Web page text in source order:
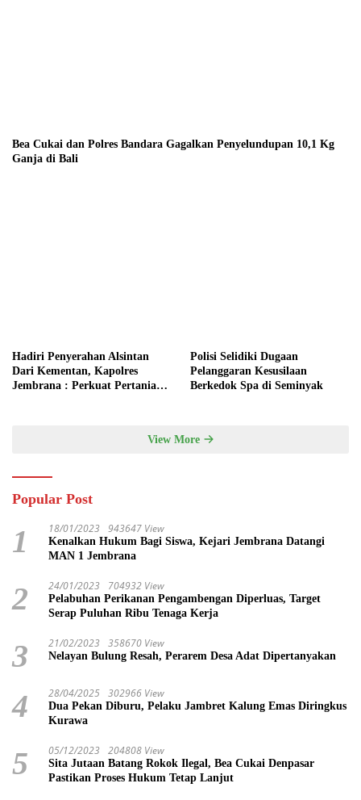
Bea Cukai dan Polres Bandara Gagalkan Penyelundupan 10,1 Kg
Ganja di Bali
Hadiri Penyerahan Alsintan
Dari Kementan, Kapolres
Jembrana : Perkuat Pertanian
Polisi Selidiki Dugaan
Pelanggaran Kesusilaan
Berkedok Spa di Seminyak
View More
Popular Post
1 18/01/2023 943647 View
Kenalkan Hukum Bagi Siswa, Kejari Jembrana Datangi
MAN 1 Jembrana
2 24/01/2023 704932 View
Pelabuhan Perikanan Pengambengan Diperluas, Target
Serap Puluhan Ribu Tenaga Kerja
3 21/02/2023 358670 View
Nelayan Bulung Resah, Perarem Desa Adat Dipertanyakan
4 28/04/2025 302966 View
Dua Pekan Diburu, Pelaku Jambret Kalung Emas Diringkus
Kurawa
5 05/12/2023 204808 View
Sita Jutaan Batang Rokok Ilegal, Bea Cukai Denpasar
Pastikan Proses Hukum Tetap Lanjut